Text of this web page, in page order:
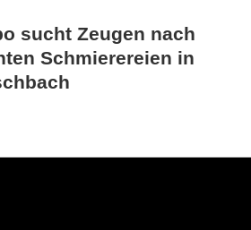
sucht Zeugen nach
Schmierereien in